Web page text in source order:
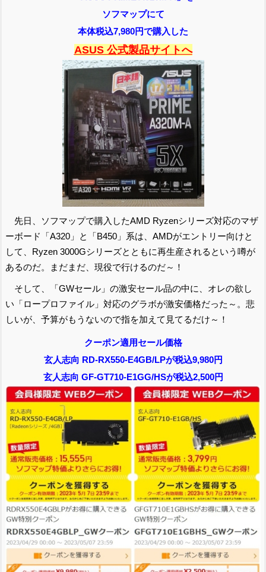
ソフマップにて
本体税込7,980円で購入した
ASUS 公式製品サイトへ
先日、ソフマップで購入したAMD Ryzenシリーズ対応のマザ
ーボード「A320」と「B450」系は、AMDがエントリー向けと
して、Ryzen 3000Gシリーズとともに再生産されるという噂が
あるのだ。まだまだ、現役で行けるのだ～！
そして、「GWセール」の激安セール品の中に、オレの欲し
い「ロープロファイル」対応のグラボが激安価格だった～。悲
しいが、予算がもうないので指を加えて見てるだけ～！
クーポン適用セール価格
玄人志向 RD-RX550-E4GB/LPが税込9,980円
玄人志向 GF-GT710-E1GG/HSが税込2,500円